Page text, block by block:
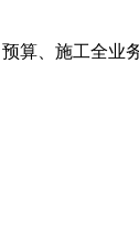
算、施工全业